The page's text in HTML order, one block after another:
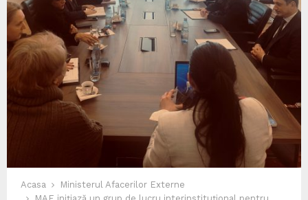
Acasa
Ministerul Afacerilor Externe